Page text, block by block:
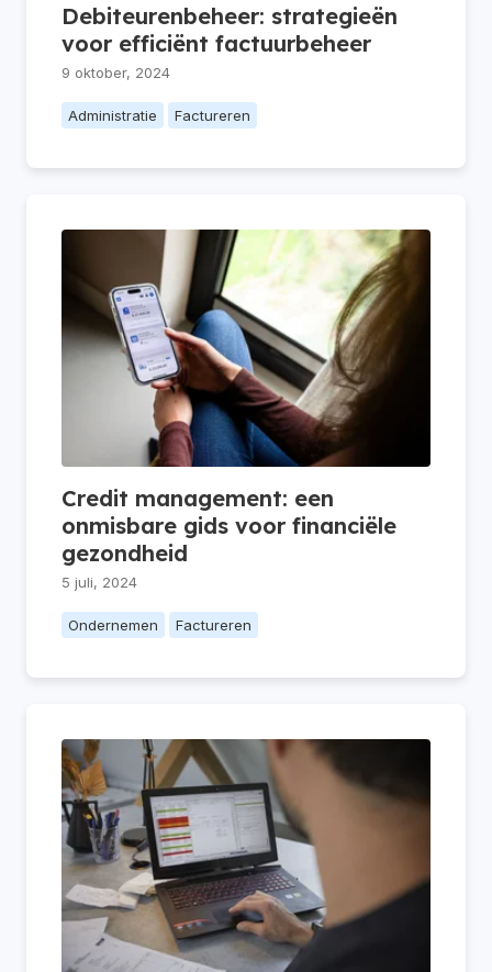
Debiteurenbeheer: strategieën
voor efficiënt factuurbeheer
9 oktober, 2024
Administratie Factureren
Credit management: een
onmisbare gids voor financiële
gezondheid
5 juli, 2024
Ondernemen Factureren